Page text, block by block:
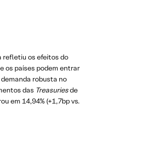
refletiu os efeitos do
os países podem entrar
robusta no
das Treasuriesde
em 14,94% (+1,7bp vs.